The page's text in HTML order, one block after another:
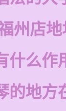
州店地
什么作
的地方